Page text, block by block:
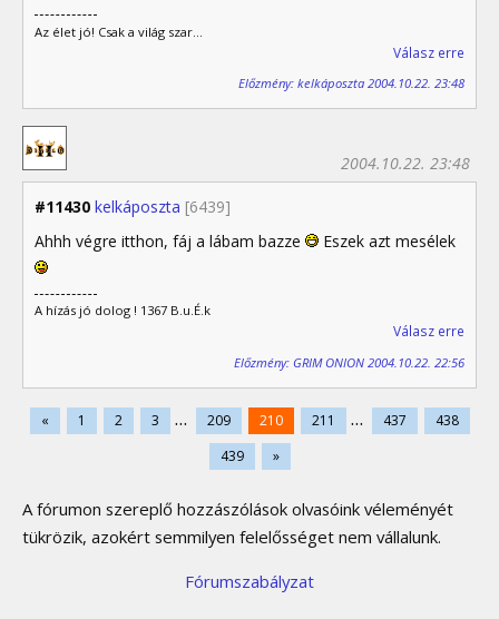
Az élet jó! Csak a világ szar...
Válasz erre
Előzmény: kelkáposzta 2004.10.22. 23:48
#11430 kelkáposzta [6439]
2004.10.22. 23:48
Ahhh végre itthon, fáj a lábam bazze Eszek azt mesélek
A hízás jó dolog ! 1367 B.u.É.k
Válasz erre
Előzmény: GRIM ONION 2004.10.22. 22:56
« 1 2 3 ... 209 210 211 ... 437
438
439
»
A fórumon szereplő hozzászólások olvasóink véleményét
tükrözik, azokért semmilyen felelősséget nem vállalunk.
Fórumszabályzat